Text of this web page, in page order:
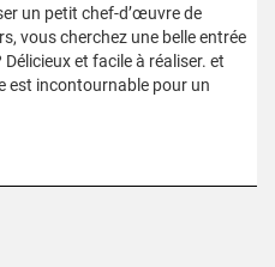
un petit chef-d’œuvre de
vous cherchez une belle entrée
et facile à réaliser. et
est incontournable pour un